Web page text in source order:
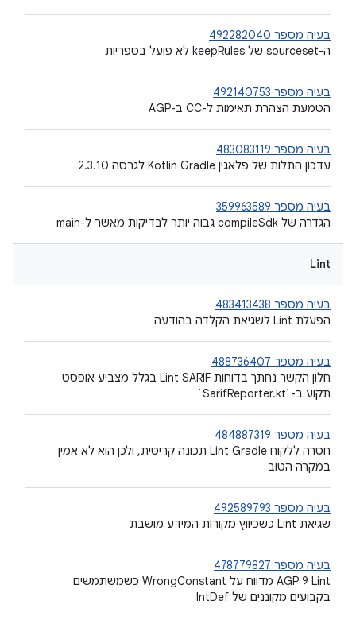
בעיה מספר 492282040
ה-sourceset של keepRules לא פועל בספריות
בעיה מספר 492140753
הטמעת הצהרת תאימות ל-CC ב-AGP
בעיה מספר 483083119
עדכון התלות של פלאגין Kotlin Gradle לגרסה 2.3.10
בעיה מספר 359963589
הגדרה של compileSdk גבוה יותר לבדיקות מאשר ל-main
Lint
בעיה מספר 483413438
הפעלת Lint לשגיאת הקלדה בהודעה
בעיה מספר 488736407
חלון הקשר נחתך בדוחות Lint SARIF בגלל מצביע אופסט
תקוע ב-`SarifReporter.kt`
בעיה מספר 484887319
חסרה ללקוח Lint Gradle תכונה קריטית, ולכן הוא לא אמין
במקרה הטוב
בעיה מספר 492589793
שגיאת Lint כשכיווץ מקורות המידע מושבת
בעיה מספר 478779827
‫AGP 9 Lint מדווח על WrongConstant כשמשתמשים
בקבועים מקוננים של IntDef